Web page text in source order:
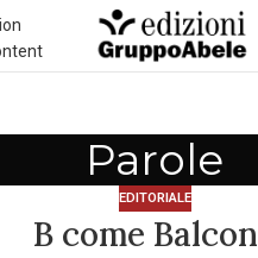
Parole
EDITORIALE
B come